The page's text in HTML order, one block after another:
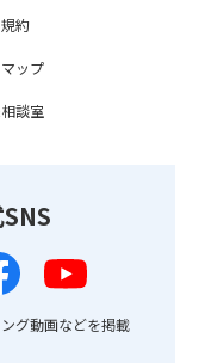
約
ップ
談室
グ動画などを掲載